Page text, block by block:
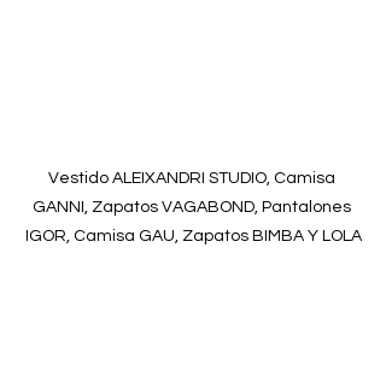
Vestido ALEIXANDRI STUDIO, Camisa
GANNI, Zapatos VAGABOND, Pantalones
IGOR, Camisa GAU, Zapatos BIMBA Y LOLA